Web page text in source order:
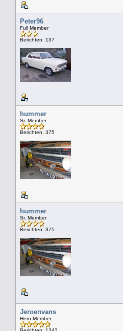
Peter96
Full Member
Berichten: 137
hummer
Sr. Member
Berichten: 375
hummer
Sr. Member
Berichten: 375
Jeroenvans
Hero Member